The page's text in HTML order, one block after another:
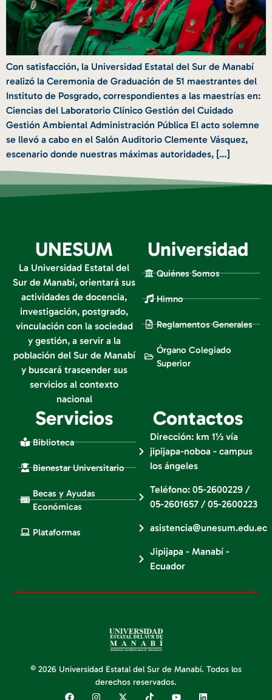
Con satisfacción, la Universidad Estatal del Sur de Manabí
realizó la Ceremonia de Graduación de 51 maestrantes del
Instituto de Posgrado, correspondientes a las maestrías en:
Ciencias del Laboratorio Clínico Gestión del Cuidado
Gestión Ambiental Administración Pública El acto solemne
se llevó a cabo en el Salón Auditorio Clemente Vásquez,
escenario donde nuestras máximas autoridades, […]
UNESUM
La Universidad Estatal del
Sur de Manabí, orientará sus
actividades de docencia,
investigación, postgrado,
vinculación con la sociedad
y gestión, a servir a la
población del Sur de Manabí
y buscará trascender sus
servicios al contexto
nacional
Universidad
Quiénes Somos
Himno
Reglamentos Generales
Órgano Colegiado
Superior
Servicios
Biblioteca
Bienestar Universitario
Becas y Ayudas
Económicas
Plataformas
Contactos
Dirección: km 1½ vía
jipijapa-noboa - campus
los ángeles
Teléfono: 05-2600229 /
05-2601657 / 05-2600223
asistencia@unesum.edu.ec
Jipijapa - Manabí -
Ecuador
© 2026 Universidad Estatal del Sur de Manabí. Todos los
derechos reservados.